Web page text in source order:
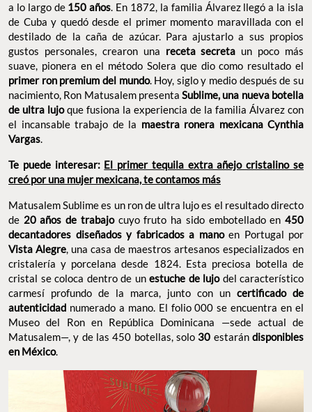
a lo largo de 150 años. En 1872, la familia Álvarez llegó a la isla
de Cuba y quedó desde el primer momento maravillada con el
destilado de la caña de azúcar. Para ajustarlo a sus propios
gustos personales, crearon una receta secreta un poco más
suave, pionera en el método Solera que dio como resultado el
primer ron premium del mundo. Hoy, siglo y medio después de su
nacimiento, Ron Matusalem presentaSublime, una nueva botella
de ultra lujoque fusiona la experiencia de la familia Álvarez con
el incansable trabajo de la maestra ronera mexicana Cynthia
Vargas.
Te puede interesar: El primer tequila extra añejo cristalino se
creó por una mujer mexicana, te contamos más
Matusalem Sublime es un ron de ultra lujo es el resultado directo
de 20 años de trabajo cuyo fruto ha sido embotellado en450
decantadores diseñados y fabricados a manoen Portugal por
Vista Alegre, una casa de maestros artesanos especializados en
cristalería y porcelana desde 1824. Esta preciosa botella de
cristal se coloca dentro de un estuche de lujodel característico
carmesí profundo de la marca, junto con un certificado de
autenticidad numerado a mano. El folio 000 se encuentra en el
Museo del Ron en República Dominicana —sede actual de
Matusalem—, y de las 450 botellas, solo 30 estarándisponibles
en México.